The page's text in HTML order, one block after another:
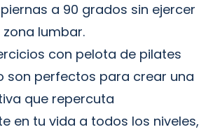
a 90 grados sin ejercer
lumbar.
con pelota de pilates
son perfectos para crear una
que repercuta
en tu vida a todos los niveles,